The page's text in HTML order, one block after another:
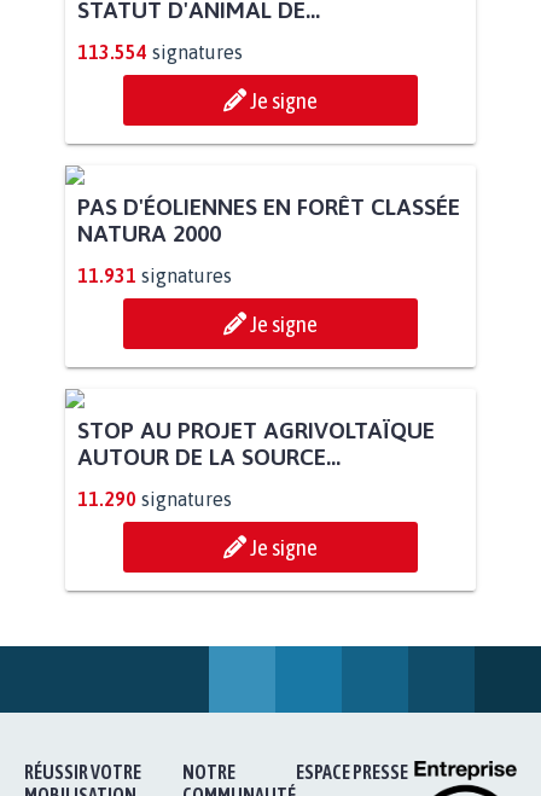
STATUT D'ANIMAL DE...
113.554 signatures
Je signe
PAS D'ÉOLIENNES EN FORÊT CLASSÉE
NATURA 2000
11.931 signatures
Je signe